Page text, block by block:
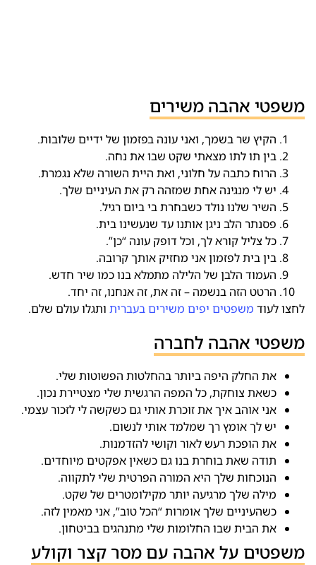
משפטי אהבה משירים
הקיץ שר בשמך, ואני עונה בפזמון של ידיים שלובות.
בין תו לתו מצאתי שקט שבו את נחה.
הרוח כתבה על חלוני, ואת היית השורה שלא נגמרת.
יש לי מנגינה אחת שמזהה רק את העיניים שלך.
השיר שלנו נולד כשבחרת בי ביום רגיל.
פסנתר הלב ניגן אותנו עד שנעשינו בית.
כל צליל קורא לך, וכל דופק עונה “כן”.
בין בית לפזמון אני מחזיק אותך קרובה.
העמוד הלבן של הלילה מתמלא בנו כמו שיר חדש.
הרטט הזה בנשמה – זה את, זה אנחנו, זה יחד.
לחצו לעוד משפטים יפים משירים בעברית ותגלו עולם שלם.
משפטי אהבה לחברה
את החלק היפה ביותר בהחלטות הפשוטות שלי.
כשאת צוחקת, כל המפה הרגשית שלי מצטיירת נכון.
אני אוהב איך את זוכרת אותי גם כשקשה לי לזכור עצמי.
יש לך אומץ רך שמלמד אותי לנשום.
את הופכת רעש לאור וקושי להזדמנות.
תודה שאת בוחרת בנו גם כשאין אפקטים מיוחדים.
הנוכחות שלך היא המורה הפרטית שלי לתקווה.
מילה שלך מרגיעה יותר מקילומטרים של שקט.
כשהעיניים שלך אומרות “הכל טוב”, אני מאמין לזה.
את הבית שבו החלומות שלי מתנהגים בביטחון.
משפטים על אהבה עם מסר קצר וקולע